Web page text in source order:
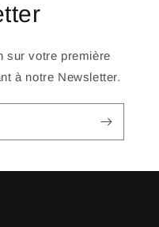
sur votre première
à notre Newsletter.